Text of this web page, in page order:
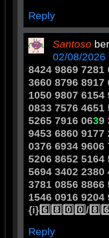
Reply
Santoso
02/08/2026
8424 9869 7281
3660 8796 8917
1050 9807 6154
0833 7576 4651
5265 7916 0639
9453 6860 9177
0376 6934 9606
5206 8652 5164
5694 3402 2380
3781 0856 8866
1546 0916 9204
{i}6️⃣8️⃣0️⃣0️⃣/
Reply